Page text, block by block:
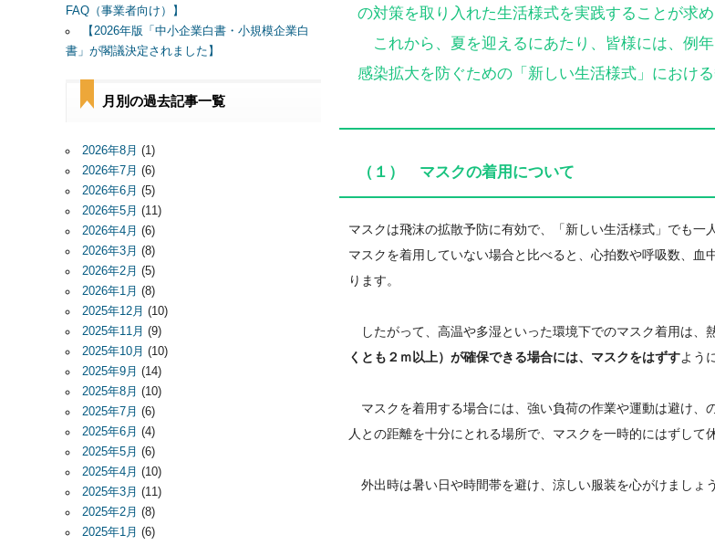
の対策を取り入れた生活様式を実践することが求め
これから、夏を迎えるにあたり、皆様には、例
感染拡大を防ぐための「新しい生活様式」におけ
（１） マスクの着用について
マスクは飛沫の拡散予防に有効で、「新しい生活様式」でも一
マスクを着用していない場合と比べると、心拍数や呼吸数、
ります。
したがって、高温や多湿といった環境下でのマスク着用は、
くとも２ｍ以上）が確保できる場合には、マスクをはずすよう
マスクを着用する場合には、強い負荷の作業や運動は避け、
人との距離を十分にとれる場所で、マスクを一時的にはずして
外出時は暑い日や時間帯を避け、涼しい服装を心がけましょう
FAQ（事業者向け）】
【2026年版「中小企業白書・小規模企業白
書」が閣議決定されました】
月別の過去記事一覧
2026年8月 (1)
2026年7月 (6)
2026年6月 (5)
2026年5月 (11)
2026年4月 (6)
2026年3月 (8)
2026年2月 (5)
2026年1月 (8)
2025年12月 (10)
2025年11月 (9)
2025年10月 (10)
2025年9月 (14)
2025年8月 (10)
2025年7月 (6)
2025年6月 (4)
2025年5月 (6)
2025年4月 (10)
2025年3月 (11)
2025年2月 (8)
2025年1月 (6)